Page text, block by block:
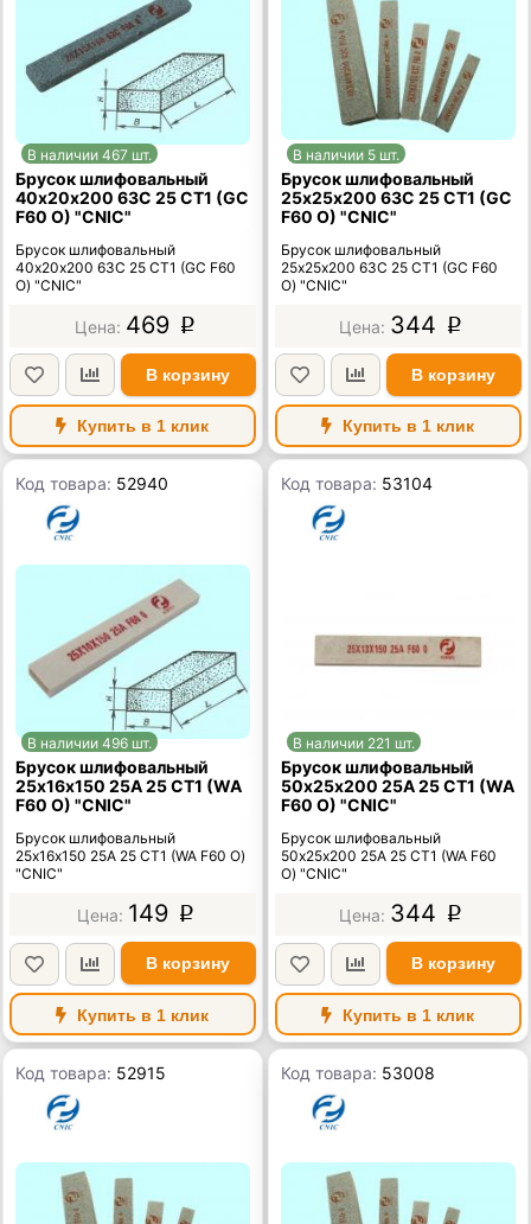
В наличии 467 шт.
Брусок шлифовальный
40х20х200 63C 25 СТ1 (GC
F60 O) "CNIC"
Брусок шлифовальный
40х20х200 63C 25 СТ1 (GC F60
O) "CNIC"
469 p
В корзину
Купить в 1 клик
В наличии 5 шт.
Брусок шлифовальный
25х25х200 63C 25 СТ1 (GC
F60 O) "CNIC"
Брусок шлифовальный
25х25х200 63C 25 СТ1 (GC F60
O) "CNIC"
344 p
В корзину
Купить в 1 клик
Код товара: 52940
В наличии 496 шт.
Брусок шлифовальный
25х16х150 25А 25 СТ1 (WA
F60 O) "CNIC"
Брусок шлифовальный
25х16х150 25А 25 СТ1 (WA F60 O)
"CNIC"
149 p
В корзину
Купить в 1 клик
Код товара: 53104
В наличии 221 шт.
Брусок шлифовальный
50х25х200 25А 25 СТ1 (WA
F60 O) "CNIC"
Брусок шлифовальный
50х25х200 25А 25 СТ1 (WA F60
O) "CNIC"
344 p
В корзину
Купить в 1 клик
Код товара: 52915 Код товара: 53008